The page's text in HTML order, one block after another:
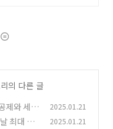
의 다른 글
제와 세액
2025.01.21
최대 2만
2025.01.21